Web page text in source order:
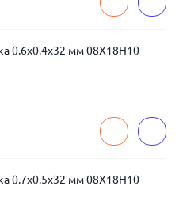
0.6x0.4x32 мм 08Х18Н10
0.7x0.5x32 мм 08Х18Н10